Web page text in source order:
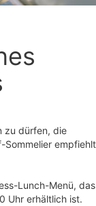
zu dürfen, die
Sommelier empfiehlt
Lunch-Menü, das
Uhr erhältlich ist.